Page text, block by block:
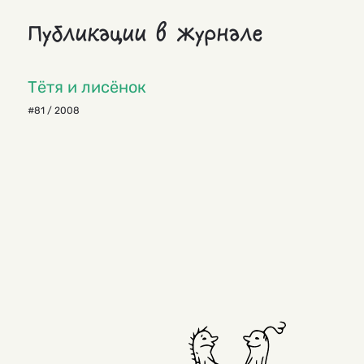
Публикации в журнале
Тётя и лисёнок
#81 / 2008